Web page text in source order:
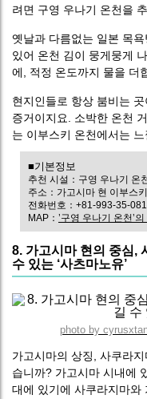
려면 구영 우나기 온천을
옛날과 다름없는 일본 목
있어 온천 김이 뭉게뭉게
에, 적정 온도까지 물을 더
현지인들로 항상 붐비는
증거이지요. 소박한 온천
는 이부스키 온천에서는
■기본정보
추천 시설：구영 우나기 온
주소：가고시마 현 이부스
전화번호：+81-993-35-
MAP： ’구영 우나기 온천’의
8. 가고시마 현의 중심,
수 있는 ‘사츠마노유’
photo by
가고시마의 상징, 사쿠라
습니까? 가고시마 시내에
대에 있기에 사쿠라지마와